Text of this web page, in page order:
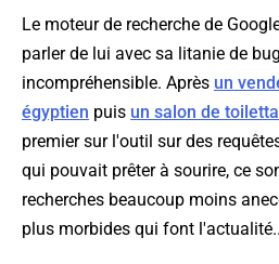
Le moteur de recherche de
parler de lui avec sa litanie de
incompréhensible. Après un
égyptien puis un salon de
premier sur l'outil sur des
qui pouvait prêter à sourire, ce
recherches beaucoup moins
plus morbides qui font